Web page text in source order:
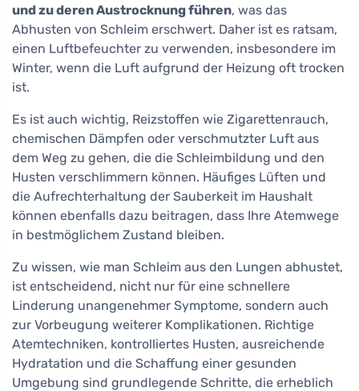
und zu deren Austrocknung führen, was das
Abhusten von Schleim erschwert. Daher ist es ratsam,
einen Luftbefeuchter zu verwenden, insbesondere im
Winter, wenn die Luft aufgrund der Heizung oft trocken
ist.
Es ist auch wichtig, Reizstoffen wie Zigarettenrauch,
chemischen Dämpfen oder verschmutzter Luft aus
dem Weg zu gehen, die die Schleimbildung und den
Husten verschlimmern können. Häufiges Lüften und
die Aufrechterhaltung der Sauberkeit im Haushalt
können ebenfalls dazu beitragen, dass Ihre Atemwege
in bestmöglichem Zustand bleiben.
Zu wissen, wie man Schleim aus den Lungen abhustet,
ist entscheidend, nicht nur für eine schnellere
Linderung unangenehmer Symptome, sondern auch
zur Vorbeugung weiterer Komplikationen. Richtige
Atemtechniken, kontrolliertes Husten, ausreichende
Hydratation und die Schaffung einer gesunden
Umgebung sind grundlegende Schritte, die erheblich